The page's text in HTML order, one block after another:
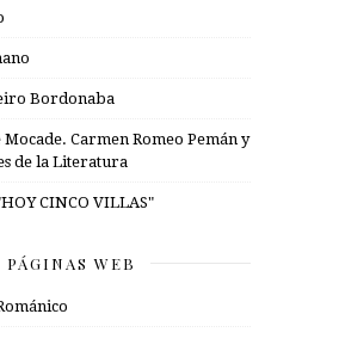
Bordonaba
Mocade. Carmen Romeo Pemán y
de la Literatura
CINCO VILLAS"
PÁGINAS WEB